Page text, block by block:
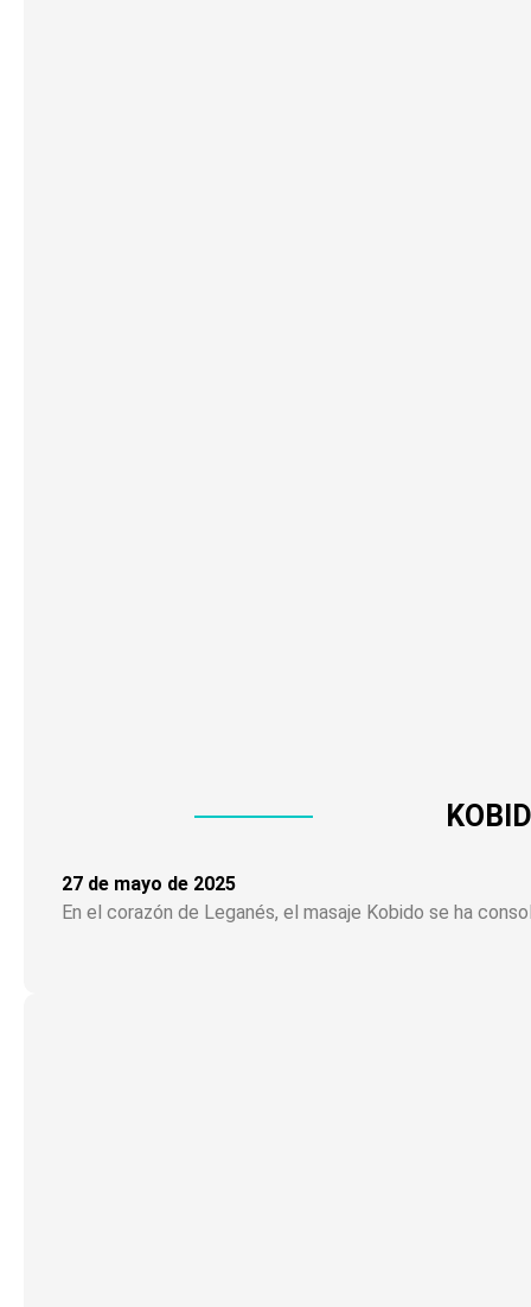
27 de mayo de 2025
En el corazón de Leganés, el masaje Kobido se ha